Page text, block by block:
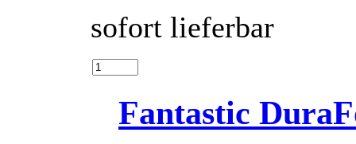
sofort lieferbar
Fantastic